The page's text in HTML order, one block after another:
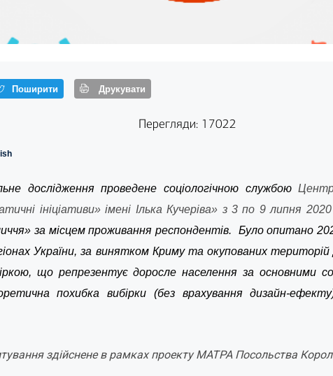
Поширити Друкувати
Перегляди: 17022
дослідження проведене соціологічною службою
ініціативи» імені Ілька Кучеріва» з 3 по 9 липня
за місцем проживання респондентів. Було опитано
України, за винятком Криму та окупованих
що репрезентує доросле населення за основними
похибка вибірки (без врахування дизайн-
здійснене в рамках проекту МАТРА Посольства